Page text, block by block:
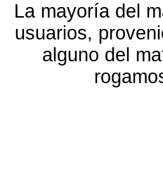
La mayoría del
usuarios,
alguno del